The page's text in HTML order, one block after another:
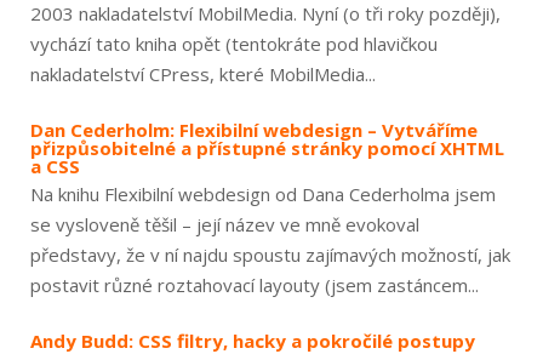
2003 nakladatelství MobilMedia. Nyní (o tři roky později),
vychází tato kniha opět (tentokráte pod hlavičkou
nakladatelství CPress, které MobilMedia...
Dan Cederholm: Flexibilní webdesign – Vytváříme
přizpůsobitelné a přístupné stránky pomocí XHTML
a CSS
Na knihu Flexibilní webdesign od Dana Cederholma jsem
se vysloveně těšil – její název ve mně evokoval
představy, že v ní najdu spoustu zajímavých možností, jak
postavit různé roztahovací layouty (jsem zastáncem...
Andy Budd: CSS filtry, hacky a pokročilé postupy